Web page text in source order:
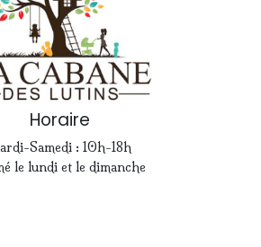
Horaire
Samedi : 10h-18h
le lundi et le dimanche